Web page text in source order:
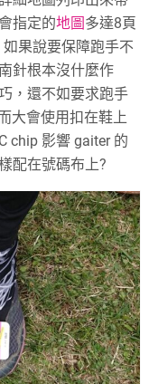
指定的地圖多達8頁
果說要保障跑手不
針根本沒什麼作
，還不如要求跑手
大會使用扣在鞋上
chip 影響 gaiter 的
配在號碼布上?